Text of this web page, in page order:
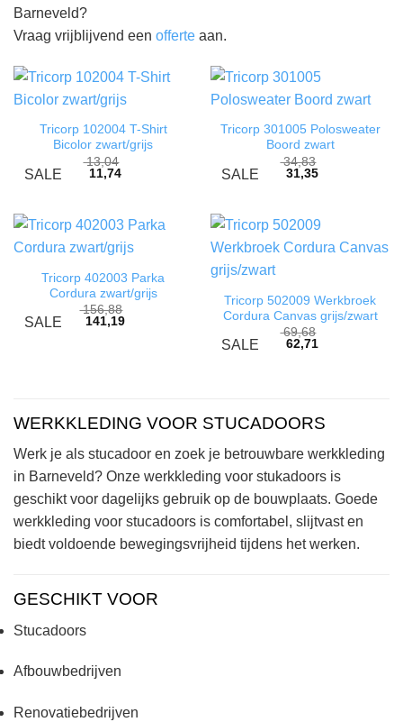
Barneveld?
Vraag vrijblijvend een offerte aan.
SALE
Tricorp 102004 T-Shirt
Bicolor zwart/grijs
13,04
11,74
SALE
Tricorp 301005 Polosweater
Boord zwart
34,83
31,35
SALE
Tricorp 402003 Parka
Cordura zwart/grijs
156,88
141,19
SALE
Tricorp 502009 Werkbroek
Cordura Canvas grijs/zwart
69,68
62,71
WERKKLEDING VOOR STUCADOORS
Werk je als stucadoor en zoek je betrouwbare werkkleding
in Barneveld? Onze werkkleding voor stukadoors is
geschikt voor dagelijks gebruik op de bouwplaats. Goede
werkkleding voor stucadoors is comfortabel, slijtvast en
biedt voldoende bewegingsvrijheid tijdens het werken.
GESCHIKT VOOR
Stucadoors
Afbouwbedrijven
Renovatiebedrijven